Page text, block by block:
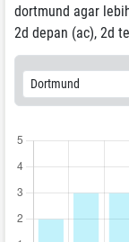
dortmund agar
2d depan (ac), 2d